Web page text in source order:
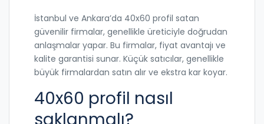
İstanbul ve Ankara’da 40x60 profil satan
güvenilir firmalar, genellikle üreticiyle doğrudan
anlaşmalar yapar. Bu firmalar, fiyat avantajı ve
kalite garantisi sunar. Küçük satıcılar, genellikle
büyük firmalardan satın alır ve ekstra kar koyar.
40x60 profil nasıl
saklanmalı?